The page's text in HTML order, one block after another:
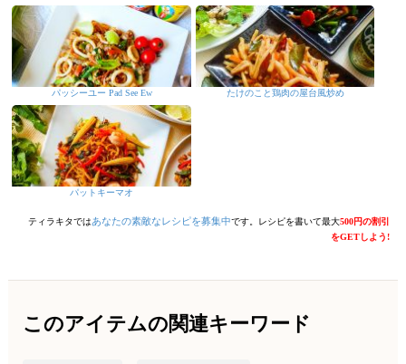
パッシーユー Pad See Ew たけのこと鶏肉の屋台風炒め
パットキーマオ
ティラキタではあなたの素敵なレシピを募集中です。レシピを書いて最大500円の割引
をGETしよう!
このアイテムの関連キーワード